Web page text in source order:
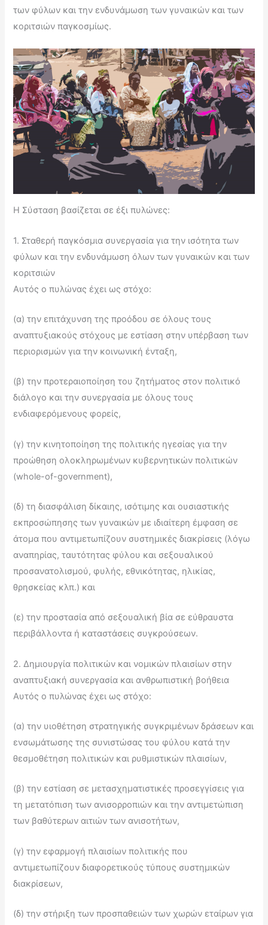
των φύλων και την ενδυνάμωση των γυναικών και των
κοριτσιών παγκοσμίως.
Η Σύσταση βασίζεται σε έξι πυλώνες:
1. Σταθερή παγκόσμια συνεργασία για την ισότητα των
φύλων και την ενδυνάμωση όλων των γυναικών και των
κοριτσιών
Αυτός ο πυλώνας έχει ως στόχο:
(α) την επιτάχυνση της προόδου σε όλους τους
αναπτυξιακούς στόχους με εστίαση στην υπέρβαση των
περιορισμών για την κοινωνική ένταξη,
(β) την προτεραιοποίηση του ζητήματος στον πολιτικό
διάλογο και την συνεργασία με όλους τους
ενδιαφερόμενους φορείς,
(γ) την κινητοποίηση της πολιτικής ηγεσίας για την
προώθηση ολοκληρωμένων κυβερνητικών πολιτικών
(whole-of-government),
(δ) τη διασφάλιση δίκαιης, ισότιμης και ουσιαστικής
εκπροσώπησης των γυναικών με ιδιαίτερη έμφαση σε
άτομα που αντιμετωπίζουν συστημικές διακρίσεις (λόγω
αναπηρίας, ταυτότητας φύλου και σεξουαλικού
προσανατολισμού, φυλής, εθνικότητας, ηλικίας,
θρησκείας κλπ.) και
(ε) την προστασία από σεξουαλική βία σε εύθραυστα
περιβάλλοντα ή καταστάσεις συγκρούσεων.
2. Δημιουργία πολιτικών και νομικών πλαισίων στην
αναπτυξιακή συνεργασία και ανθρωπιστική βοήθεια
Αυτός ο πυλώνας έχει ως στόχο:
(α) την υιοθέτηση στρατηγικής συγκριμένων δράσεων και
ενσωμάτωσης της συνιστώσας του φύλου κατά την
θεσμοθέτηση πολιτικών και ρυθμιστικών πλαισίων,
(β) την εστίαση σε μετασχηματιστικές προσεγγίσεις για
τη μετατόπιση των ανισορροπιών και την αντιμετώπιση
των βαθύτερων αιτιών των ανισοτήτων,
(γ) την εφαρμογή πλαισίων πολιτικής που
αντιμετωπίζουν διαφορετικούς τύπους συστημικών
διακρίσεων,
(δ) την στήριξη των προσπαθειών των χωρών εταίρων για